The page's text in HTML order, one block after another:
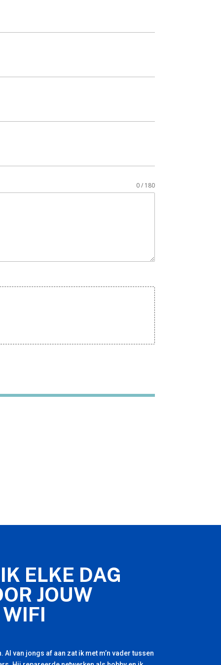
0 / 180
ELKE DAG
JOUW
Al van jongs af aan zat ik met m’n vader tussen